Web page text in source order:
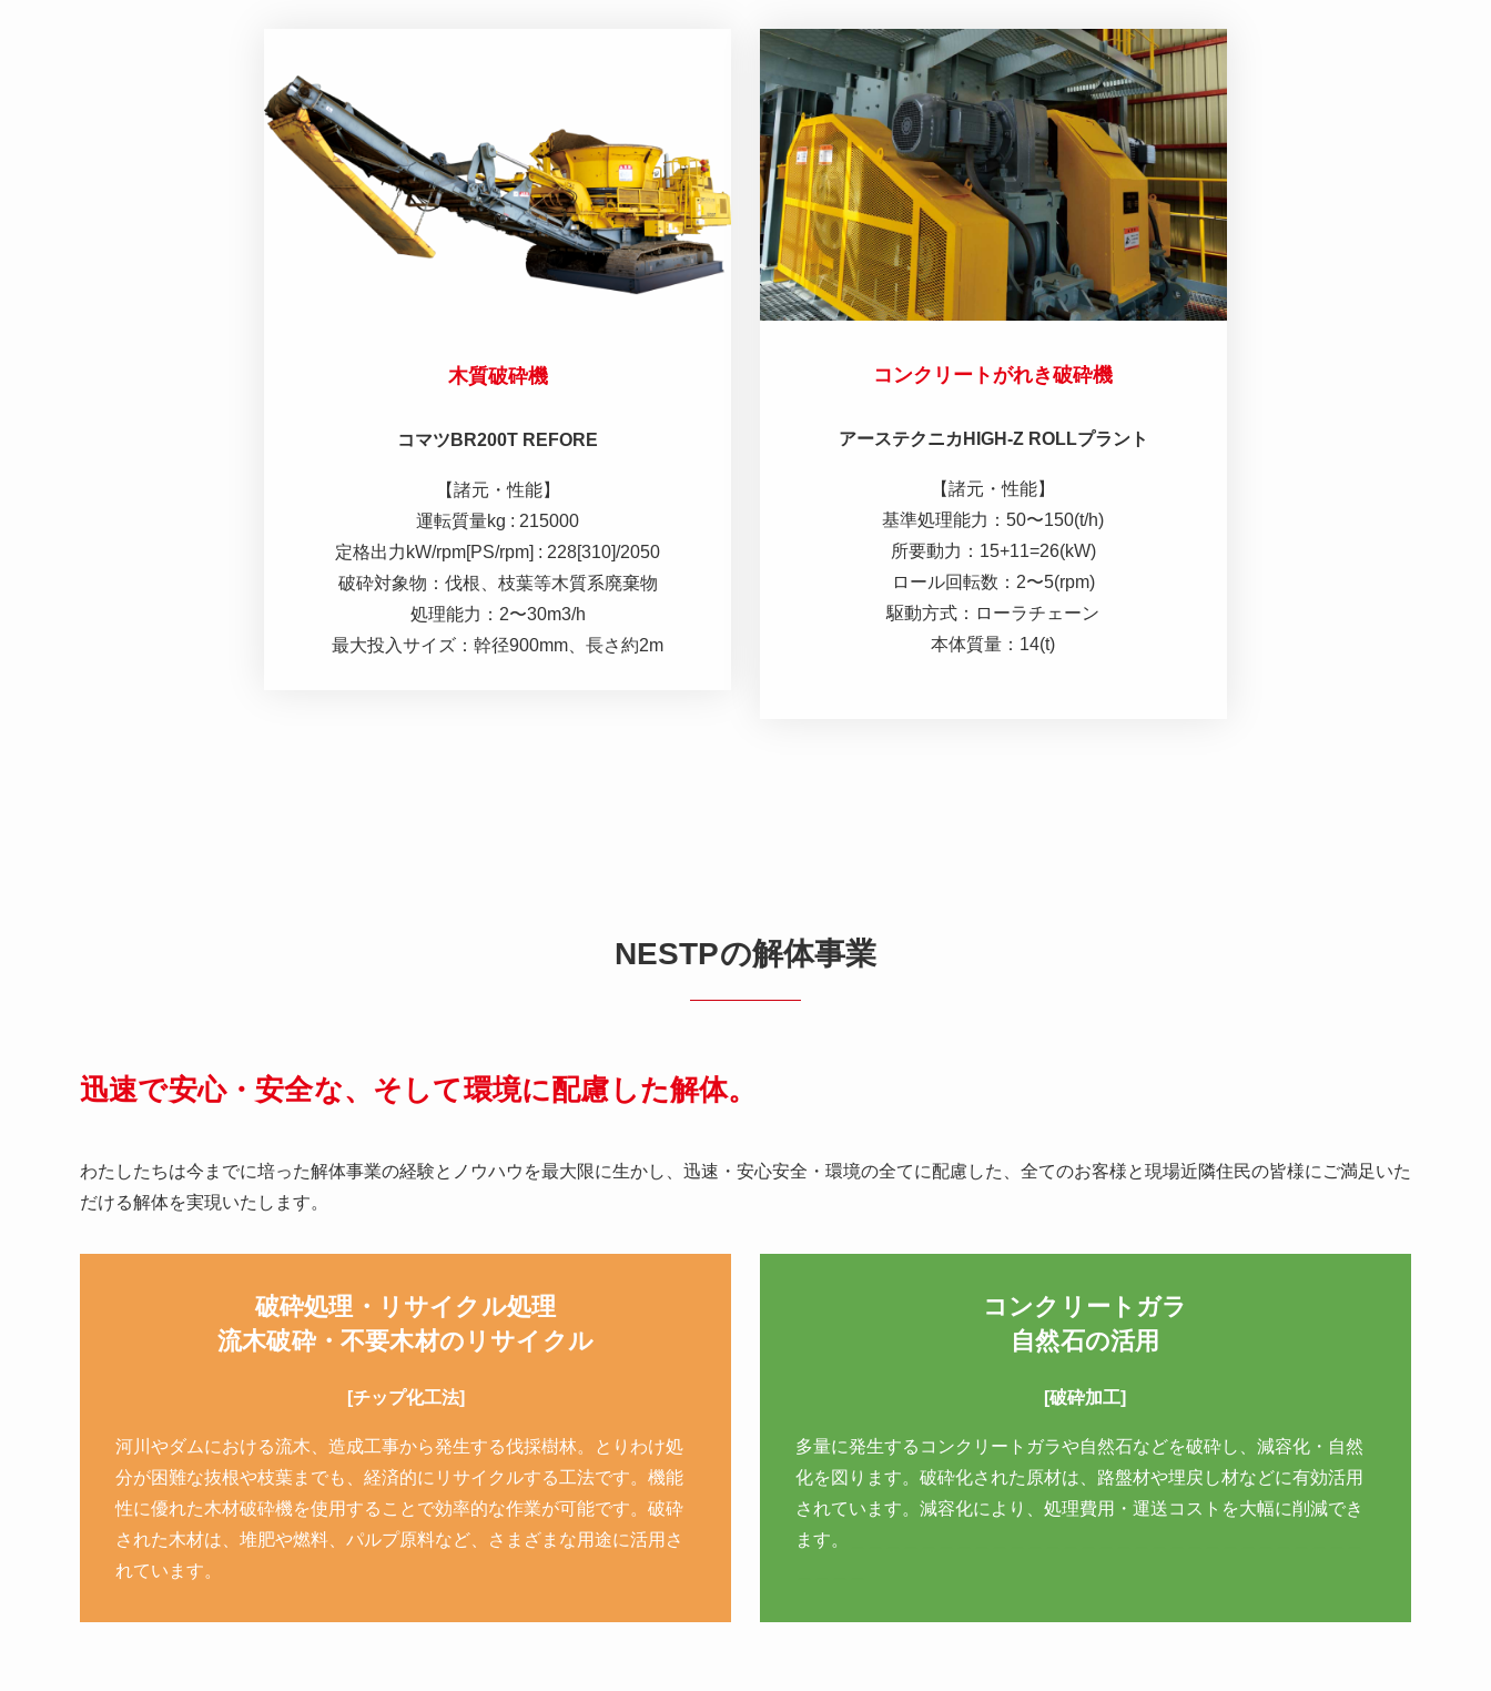
木質破砕機
コマツBR200T REFORE
【諸元・性能】
運転質量kg : 215000
定格出力kW/rpm[PS/rpm] : 228[310]/2050
破砕対象物：伐根、枝葉等木質系廃棄物
処理能力：2〜30m3/h
最大投入サイズ：幹径900mm、長さ約2m
コンクリートがれき破砕機
アーステクニカHIGH-Z ROLLプラント
【諸元・性能】
基準処理能力：50〜150(t/h)
所要動力：15+11=26(kW)
ロール回転数：2〜5(rpm)
駆動方式：ローラチェーン
本体質量：14(t)
NESTPの解体事業
迅速で安心・安全な、そして環境に配慮した解体。
わたしたちは今までに培った解体事業の経験とノウハウを最大限に生かし、迅速・安心安全・環境の全てに配慮した、全てのお客様と現場近隣住民の皆様にご満足いた
だける解体を実現いたします。
破砕処理・リサイクル処理
流木破砕・不要木材のリサイクル
[チップ化工法]
河川やダムにおける流木、造成工事から発生する伐採樹林。とりわけ処
分が困難な抜根や枝葉までも、経済的にリサイクルする工法です。機能
性に優れた木材破砕機を使用することで効率的な作業が可能です。破砕
された木材は、堆肥や燃料、パルプ原料など、さまざまな用途に活用さ
れています。
コンクリートガラ
自然石の活用
[破砕加工]
多量に発生するコンクリートガラや自然石などを破砕し、減容化・自然
化を図ります。破砕化された原材は、路盤材や埋戻し材などに有効活用
されています。減容化により、処理費用・運送コストを大幅に削減でき
ます。